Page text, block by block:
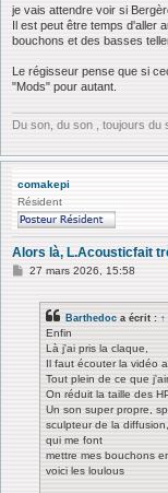
je vais attendre voir si
Il est peut être temps d'aller
bouchons et des basses
Le régisseur pense que si
"Mods" pour autant.
Du son, du son , toujours du
comakepi
Résident
Alors là, L.Acousticfait
M27 mars 2026, 15:58
Barthedoc a écrit : ↑
Enfin
Là j'ai pris la claque,
Il faut écouter la vidéo
Tout plein de ce que
On réduit la taille des
Un son super propre,
sculpteur de la
qui me font
mettre mes bouchons
voici les loulous